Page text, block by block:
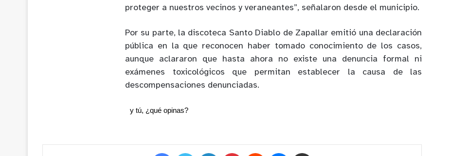
proteger a nuestros vecinos y veraneantes”, señalaron desde el municipio.
Por su parte, la discoteca Santo Diablo de Zapallar emitió una declaración
pública en la que reconocen haber tomado conocimiento de los casos,
aunque aclararon que hasta ahora no existe una denuncia formal ni
exámenes toxicológicos que permitan establecer la causa de las
descompensaciones denunciadas.
y tú, ¿qué opinas?